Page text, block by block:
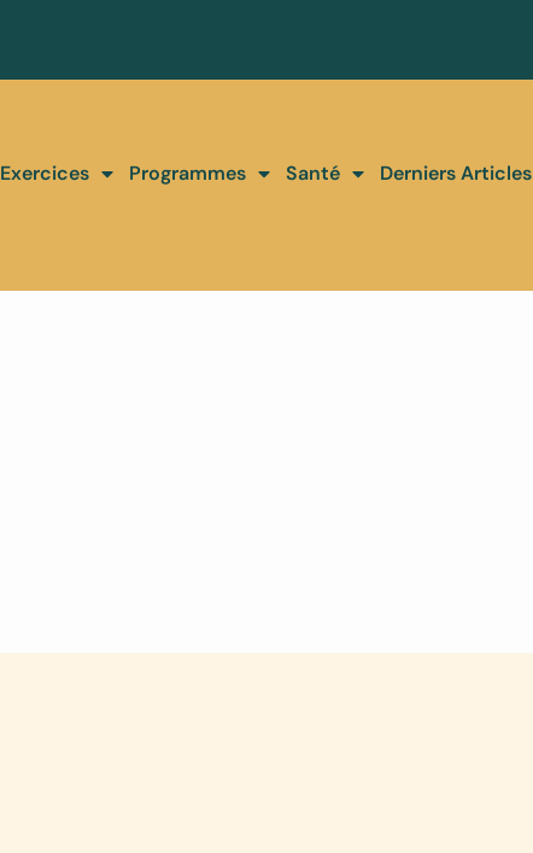
Exercices Programmes Santé Derniers Articles